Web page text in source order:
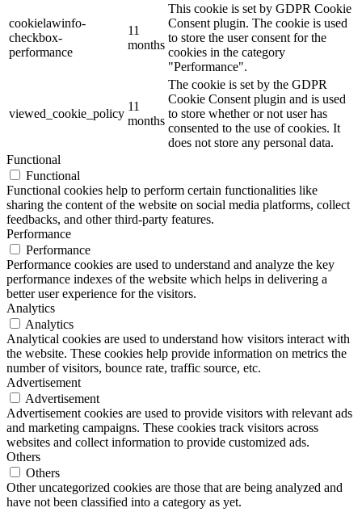
cookielawinfo-
checkbox-
performance
11
months
This cookie is set by GDPR Cookie
Consent plugin. The cookie is used
to store the user consent for the
cookies in the category
"Performance".
viewed_cookie_policy
11
months
The cookie is set by the GDPR
Cookie Consent plugin and is used
to store whether or not user has
consented to the use of cookies. It
does not store any personal data.
Functional
Functional
Functional cookies help to perform certain functionalities like
sharing the content of the website on social media platforms, collect
feedbacks, and other third-party features.
Performance
Performance
Performance cookies are used to understand and analyze the key
performance indexes of the website which helps in delivering a
better user experience for the visitors.
Analytics
Analytics
Analytical cookies are used to understand how visitors interact with
the website. These cookies help provide information on metrics the
number of visitors, bounce rate, traffic source, etc.
Advertisement
Advertisement
Advertisement cookies are used to provide visitors with relevant ads
and marketing campaigns. These cookies track visitors across
websites and collect information to provide customized ads.
Others
Others
Other uncategorized cookies are those that are being analyzed and
have not been classified into a category as yet.